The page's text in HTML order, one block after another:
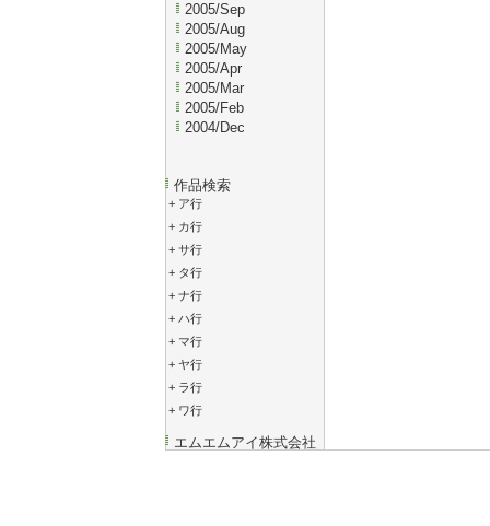
2005/Sep
2005/Aug
2005/May
2005/Apr
2005/Mar
2005/Feb
2004/Dec
作品検索
+ ア行
+ カ行
+ サ行
+ タ行
+ ナ行
+ ハ行
+ マ行
+ ヤ行
+ ラ行
+ ワ行
エムエムアイ株式会社